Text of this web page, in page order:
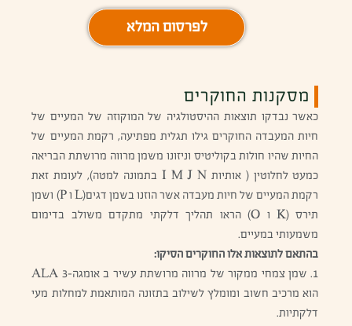
לפרסום המלא
מסקנות החוקרים
כאשר נבדקו תוצאות ההיסטולגיה של המוקוזה של המעיים של
חיות המעבדה החוקרים גילו תגלית מפתיעה, רקמת המעיים של
החיות שהיו חולות בקוליטיס וניזונו משמן מרווה מרושתת הבריאה
כמעט לחלוטין ( אותיות I M J N בתמונה למטה), לעומת זאת
רקמת המעיים של חיות מעבדה אשר הוזנו בשמן דגים(L ו P) ושמן
תירס (K ו O) הראו תהליך דלקתי מתקדם משולב בדימום
משמעותי במעיים.
בהתאם לתוצאות אלו החוקרים הסיקו:
1. שמן צמחי ממקור של מרווה מרושתת עשיר ב אומגה-3 ALA
הוא מרכיב חשוב ומומלץ לשילוב בתזונה המותאמת למחלות מעי
דלקתיות.